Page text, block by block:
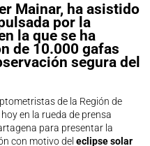
Mainar, ha asistido
por la
la que se ha
de 10.000 gafas
segura del
de la Región de
en la rueda de prensa
para presentar la
con motivo del eclipse solar